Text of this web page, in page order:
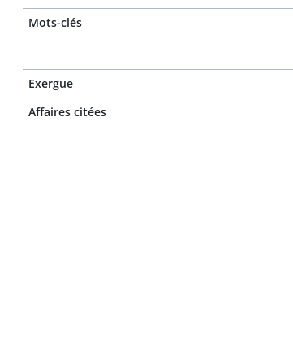
Mots-clés
Exergue
Affaires citées